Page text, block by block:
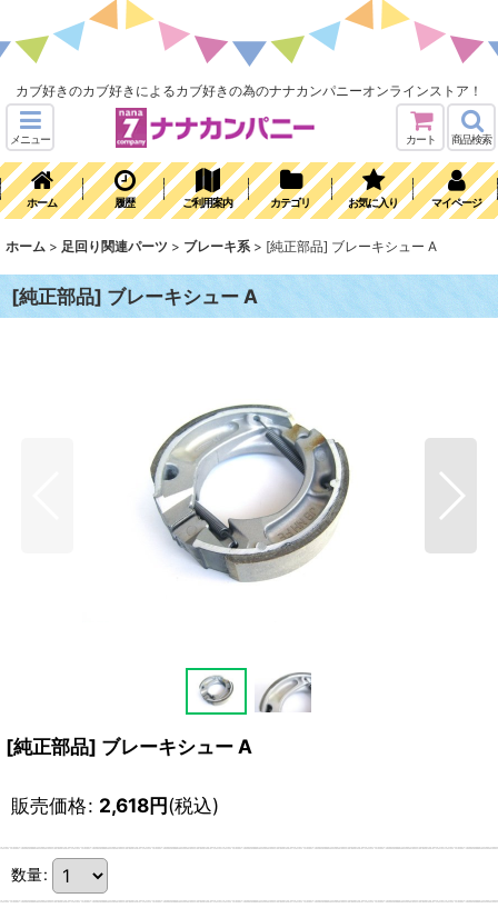
カブ好きのカブ好きによるカブ好きの為のナナカンパニーオンラインストア！
メニュー カート 商品検索
ホーム 履歴 ご利用案内 カテゴリ お気に入り マイページ
ホーム > 足回り関連パーツ > ブレーキ系 > [純正部品] ブレーキシュー A
[純正部品] ブレーキシュー A
[純正部品] ブレーキシュー A
販売価格: 2,618円(税込)
数量: